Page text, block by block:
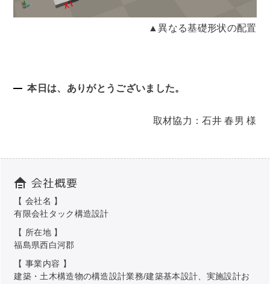
▲異なる基礎形状の配置
本日は、ありがとうございました。
取材協力：石井 春男 様
【 会社名 】
有限会社タック構造設計
【 所在地 】
福島県西白河郡
【 事業内容 】
建築・土木構造物の構造設計業務/建築基本設計、実施設計お